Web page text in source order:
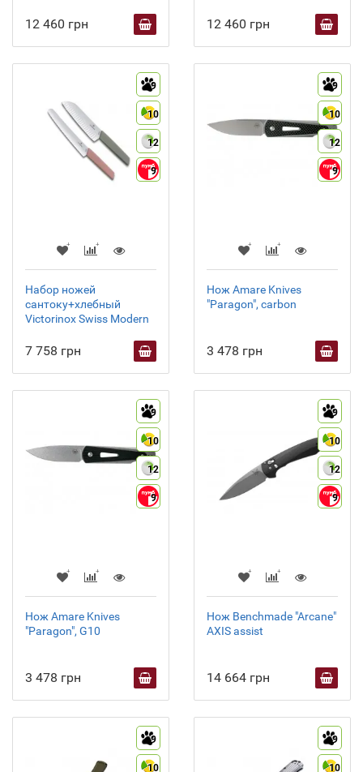
12 460 грн 12 460 грн
9
10
12
9
Набор ножей
сантоку+хлебный
Victorinox Swiss Modern
7 758 грн
9
10
12
9
Нож Amare Knives
"Paragon", carbon
3 478 грн
9
10
12
9
Нож Amare Knives
"Paragon", G10
3 478 грн
9
10
12
9
Нож Benchmade "Arcane"
AXIS assist
14 664 грн
9
10
9
10